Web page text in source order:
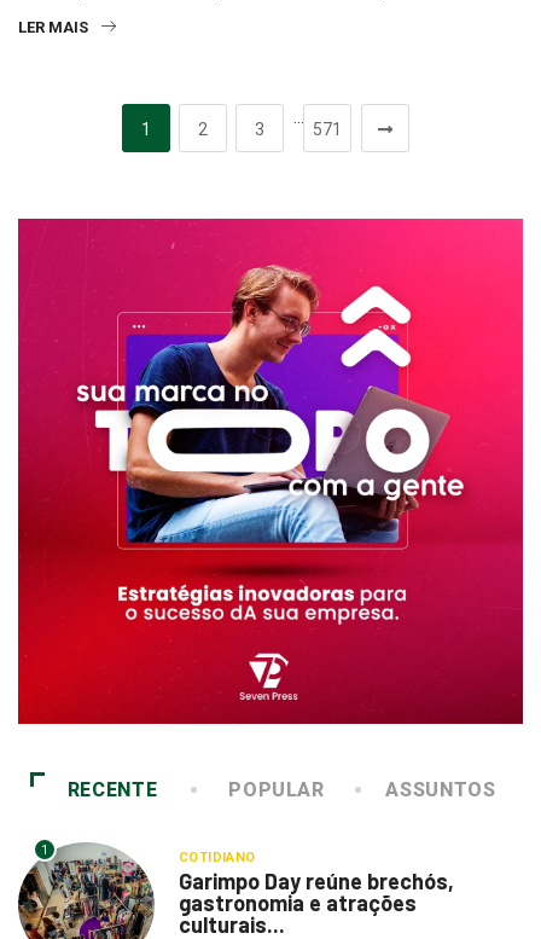
LER MAIS
1 2 3 571
RECENTE POPULAR ASSUNTOS
1 COTIDIANO
Garimpo Day reúne brechós,
gastronomia e atrações
culturais...